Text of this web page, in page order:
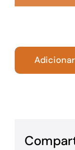
Para os
turismo